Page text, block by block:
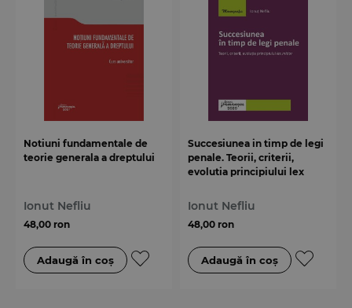
Notiuni fundamentale de
teorie generala a dreptului
Ionut Nefliu
48,00 ron
Succesiunea in timp de legi
penale. Teorii, criterii,
evolutia principiului lex
Ionut Nefliu
48,00 ron